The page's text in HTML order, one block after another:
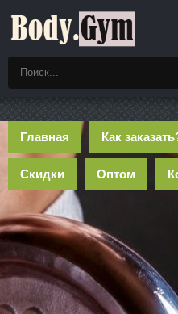
Главная Как
Скидки Оптом